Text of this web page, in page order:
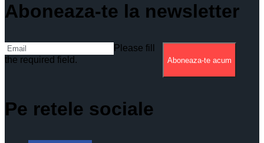
Aboneaza-te la newsletter
Please fill
the required field.
Aboneaza-te acum
Pe retele sociale